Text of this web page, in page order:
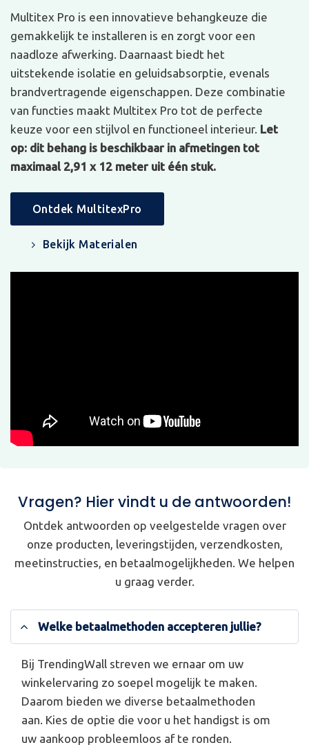
Multitex Pro is een innovatieve behangkeuze die
gemakkelijk te installeren is en zorgt voor een
naadloze afwerking. Daarnaast biedt het
uitstekende isolatie en geluidsabsorptie, evenals
brandvertragende eigenschappen. Deze combinatie
van functies maakt Multitex Pro tot de perfecte
keuze voor een stijlvol en functioneel interieur. Let
op: dit behang is beschikbaar in afmetingen tot
maximaal 2,91 x 12 meter uit één stuk.
Ontdek MultitexPro
Bekijk Materialen
Vragen? Hier vindt u de antwoorden!
Ontdek antwoorden op veelgestelde vragen over
onze producten, leveringstijden, verzendkosten,
meetinstructies, en betaalmogelijkheden. We helpen
u graag verder.
Welke betaalmethoden accepteren jullie?
Bij TrendingWall streven we ernaar om uw
winkelervaring zo soepel mogelijk te maken.
Daarom bieden we diverse betaalmethoden
aan. Kies de optie die voor u het handigst is om
uw aankoop probleemloos af te ronden.